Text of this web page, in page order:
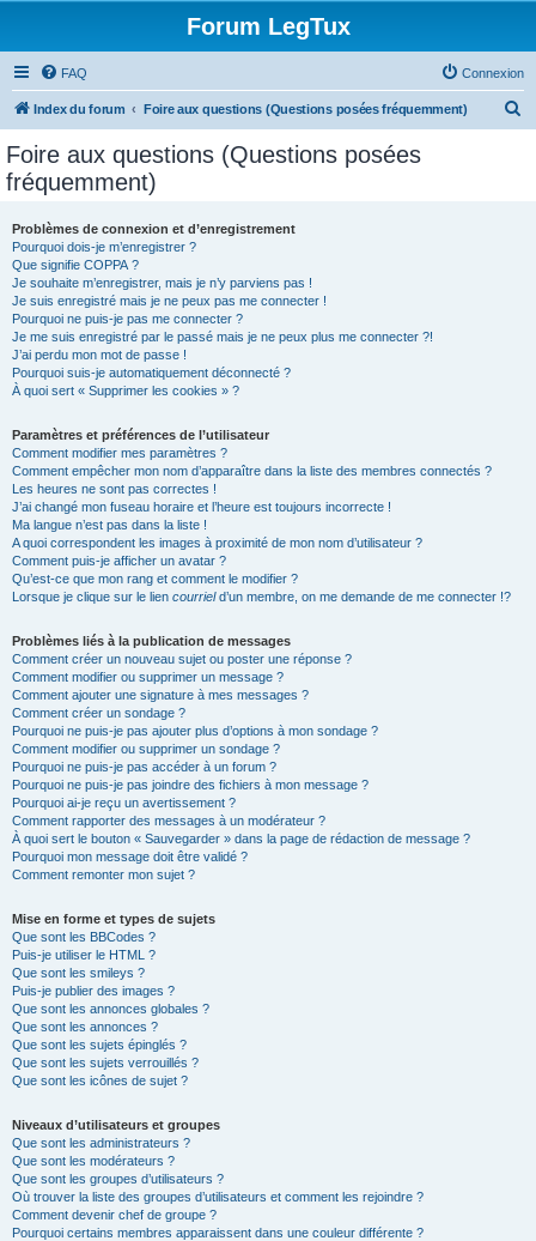
Forum LegTux
FAQ Connexion
Index du forum Foire aux questions (Questions posées fréquemment)
Foire aux questions (Questions posées
fréquemment)
Problèmes de connexion et d’enregistrement
Pourquoi dois-je m’enregistrer ?
Que signifie COPPA ?
Je souhaite m’enregistrer, mais je n’y parviens pas !
Je suis enregistré mais je ne peux pas me connecter !
Pourquoi ne puis-je pas me connecter ?
Je me suis enregistré par le passé mais je ne peux plus me connecter ?!
J’ai perdu mon mot de passe !
Pourquoi suis-je automatiquement déconnecté ?
À quoi sert « Supprimer les cookies » ?
Paramètres et préférences de l’utilisateur
Comment modifier mes paramètres ?
Comment empêcher mon nom d’apparaître dans la liste des membres connectés ?
Les heures ne sont pas correctes !
J’ai changé mon fuseau horaire et l’heure est toujours incorrecte !
Ma langue n’est pas dans la liste !
A quoi correspondent les images à proximité de mon nom d’utilisateur ?
Comment puis-je afficher un avatar ?
Qu’est-ce que mon rang et comment le modifier ?
Lorsque je clique sur le lien courrield’un membre, on me demande de me connecter !?
Problèmes liés à la publication de messages
Comment créer un nouveau sujet ou poster une réponse ?
Comment modifier ou supprimer un message ?
Comment ajouter une signature à mes messages ?
Comment créer un sondage ?
Pourquoi ne puis-je pas ajouter plus d’options à mon sondage ?
Comment modifier ou supprimer un sondage ?
Pourquoi ne puis-je pas accéder à un forum ?
Pourquoi ne puis-je pas joindre des fichiers à mon message ?
Pourquoi ai-je reçu un avertissement ?
Comment rapporter des messages à un modérateur ?
À quoi sert le bouton « Sauvegarder » dans la page de rédaction de message ?
Pourquoi mon message doit être validé ?
Comment remonter mon sujet ?
Mise en forme et types de sujets
Que sont les BBCodes ?
Puis-je utiliser le HTML ?
Que sont les smileys ?
Puis-je publier des images ?
Que sont les annonces globales ?
Que sont les annonces ?
Que sont les sujets épinglés ?
Que sont les sujets verrouillés ?
Que sont les icônes de sujet ?
Niveaux d’utilisateurs et groupes
Que sont les administrateurs ?
Que sont les modérateurs ?
Que sont les groupes d’utilisateurs ?
Où trouver la liste des groupes d’utilisateurs et comment les rejoindre ?
Comment devenir chef de groupe ?
Pourquoi certains membres apparaissent dans une couleur différente ?